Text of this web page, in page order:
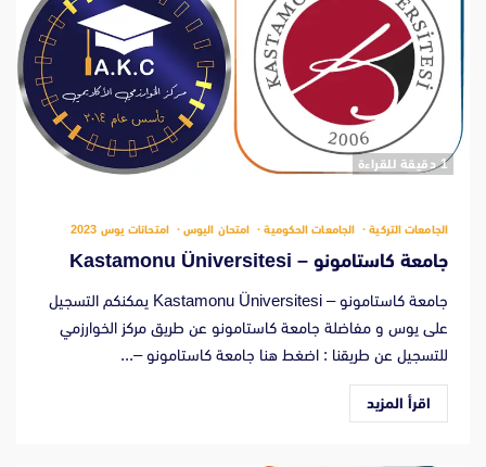
‫1 دقيقة للقراءة
الجامعات التركية الجامعات الحكومية امتحان اليوس امتحانات يوس 2023
جامعة كاستامونو – Kastamonu Üniversitesi
جامعة كاستامونو – Kastamonu Üniversitesi يمكنكم التسجيل
على يوس و مفاضلة جامعة كاستامونو عن طريق مركز الخوارزمي
للتسجيل عن طريقنا : اضغط هنا جامعة كاستامونو –...
اقرأ المزيد